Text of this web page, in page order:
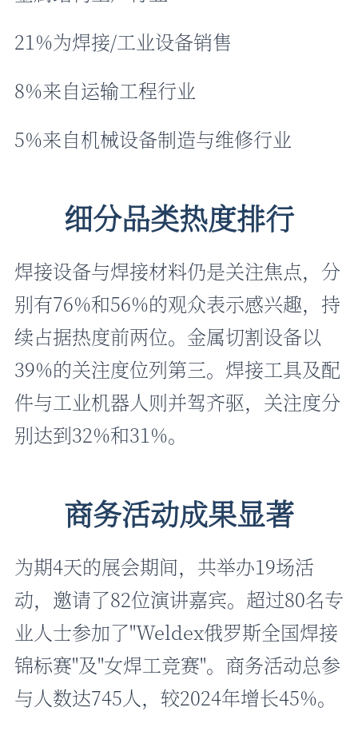
21%为焊接/工业设备销售
8%来自运输工程行业
5%来自机械设备制造与维修行业
细分品类热度排行
焊接设备与焊接材料仍是关注焦点，分
别有76%和56%的观众表示感兴趣，持
续占据热度前两位。金属切割设备以
39%的关注度位列第三。焊接工具及配
件与工业机器人则并驾齐驱，关注度分
别达到32%和31%。
商务活动成果显著
为期4天的展会期间，共举办19场活
动，邀请了82位演讲嘉宾。超过80名专
业人士参加了"Weldex俄罗斯全国焊接
锦标赛"及"女焊工竞赛"。商务活动总参
与人数达745人，较2024年增长45%。